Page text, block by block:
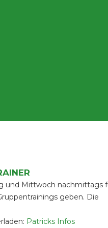
und Mittwoch nachmittags
geben. Die
Patricks Infos